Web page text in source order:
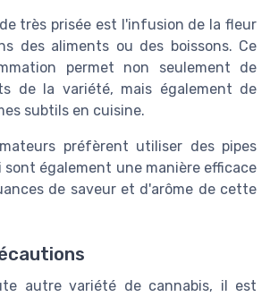
très prisée est l'infusion de la fleur
des aliments ou des boissons. Ce
permet non seulement de
de la variété, mais également de
subtils en cuisine.
préfèrent utiliser des pipes
sont également une manière efficace
de saveur et d'arôme de cette
autre variété de cannabis, il est